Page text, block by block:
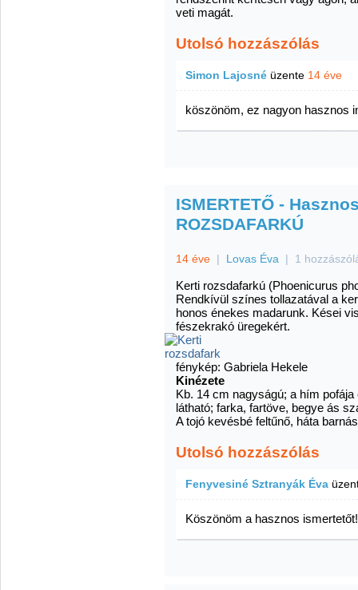
veti magát.
Utolsó hozzászólás
Simon Lajosné üzente 14 éve
köszönöm, ez nagyon hasznos
ISMERTETŐ -
ROZSDAFARKÚ
14 éve | Lovas Éva | 1
Kerti rozsdafarkú (Phoenicurus
Rendkívül színes tollazatával a
honos énekes madarunk. Kései
fészekrakó üregekért.
fénykép: Gabriela Hekele
Kinézete
Kb. 14 cm nagyságú; a hím
látható; farka, fartöve, begye ás
A tojó kevésbé feltűnő, háta
Utolsó hozzászólás
Fenyvesiné Sztranyák Éva
Köszönöm a hasznos ismertetőt!